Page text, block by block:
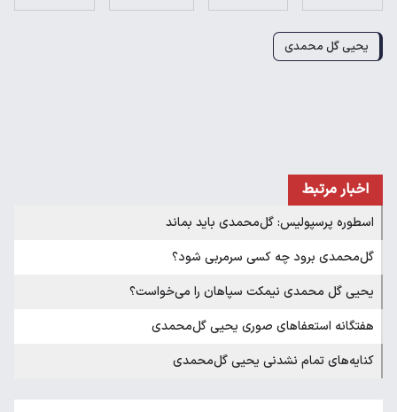
یحیی گل محمدی
اخبار مرتبط
اسطوره پرسپولیس: گل‌محمدی باید بماند
گل‌محمدی برود چه کسی سرمربی شود؟
یحیی گل محمدی نیمکت سپاهان را می‌خواست؟
هفتگانه استعفاهای صوری یحیی گل‌محمدی
کنایه‌های تمام نشدنی یحیی گل‌محمدی